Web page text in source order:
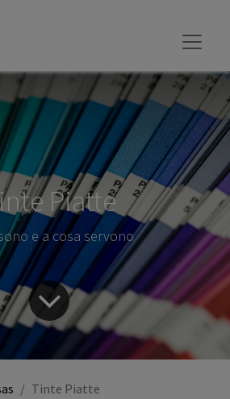
Piatte
e a cosa servono
Tinte Piatte